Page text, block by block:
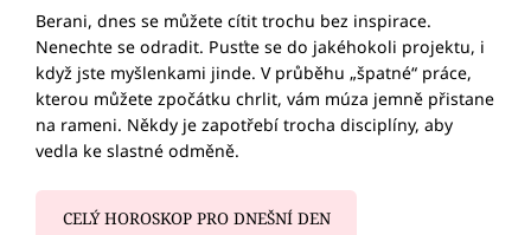
Berani, dnes se můžete cítit trochu bez inspirace.
Nenechte se odradit. Pusťte se do jakéhokoli projektu, i
když jste myšlenkami jinde. V průběhu „špatné“ práce,
kterou můžete zpočátku chrlit, vám múza jemně přistane
na rameni. Někdy je zapotřebí trocha disciplíny, aby
vedla ke slastné odměně.
CELÝ HOROSKOP PRO DNEŠNÍ DEN